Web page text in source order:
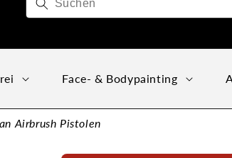
Face- & Bodypainting
Airbrush Pistolen